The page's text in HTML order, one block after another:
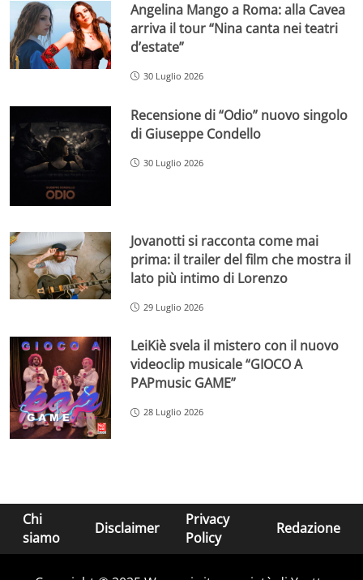
Angelina Mango a Roma: alla Cavea
arriva il tour “Nina canta nei teatri
d’estate”
30 Luglio 2026
Recensione di “Odio” nuovo singolo
di Giuseppe Condello
30 Luglio 2026
Jovanotti si racconta come mai
prima: il trailer del film che mostra il
lato più intimo di Lorenzo
29 Luglio 2026
LeiKiè svela il mistero con il nuovo
videoclip musicale “GIOCO A
PAPmusic GAME”
28 Luglio 2026
Chi
siamo
Disclaimer
Privacy
Policy
Redazione